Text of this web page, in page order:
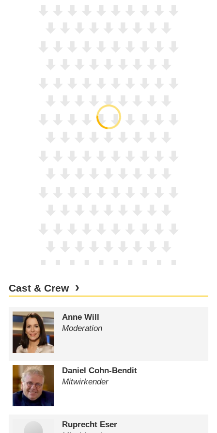
Cast & Crew
Anne Will
Moderation
Daniel Cohn-Bendit
Mitwirkender
Ruprecht Eser